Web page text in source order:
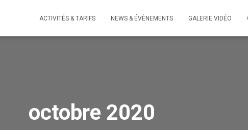
ACTIVITÉS & TARIFS NEWS & ÉVÈNEMENTS GALERIE VIDÉO
octobre 2020